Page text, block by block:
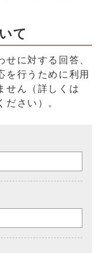
て
に対する回答、
を行うために利用
せん（詳しくは
ださい）。